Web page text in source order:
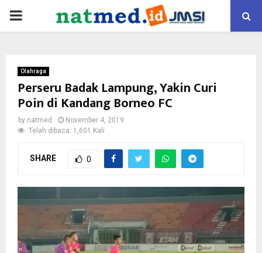
PRIMARY
Olahraga
Perseru Badak Lampung, Yakin Curi
Poin di Kandang Borneo FC
by natmed
November 4, 2019
Telah dibaca: 1,601 Kali
SHARE 0